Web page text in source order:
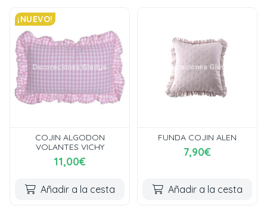
¡NUEVO!
COJIN ALGODON
VOLANTES VICHY
11,00€
Añadir a la cesta
FUNDA COJIN ALEN
7,90€
Añadir a la cesta